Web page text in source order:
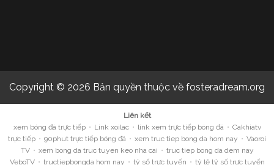
Copyright © 2026 Bản quyền thuộc về fosteradream.org
Liên kết
xem bóng đá trực tiếp • Link xoilac • link xem trực tiếp bóng đá • Cakhiatv
trực tiếp • 90phut trực tiếp bóng đá • xem truc tiep bong da hom nay • Vaoroi
TV • xem bong da truc tuyen keo nha cai • truc tiep bong da dem nay
VeboTV • tructiepbongda hom nay • tỷ số trực tuyến • tỷ lệ tỷ số trực tuyến